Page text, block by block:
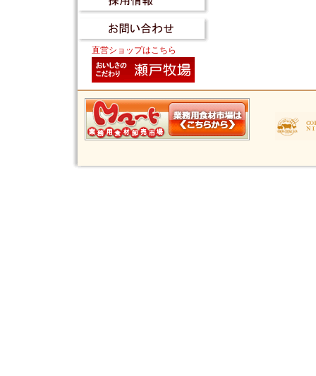
直営ショップはこちら